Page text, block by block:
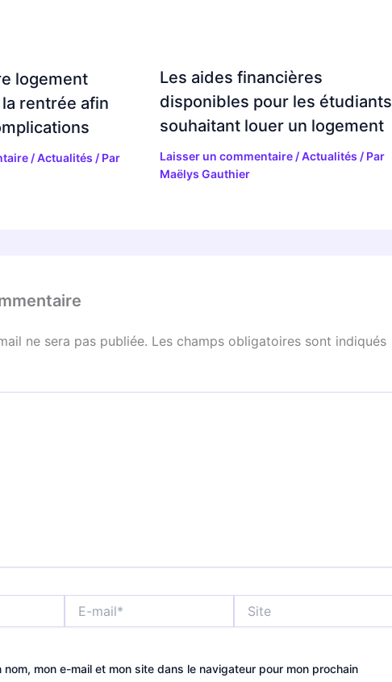
logement
rentrée afin
/Actualités / Par
Les aides financières
disponibles pour les étudiants
souhaitant louer un logement
Laisser un commentaire /Actualités / Par
Maëlys Gauthier
ne sera pas publiée. Les champs obligatoires sont indiqués
mail*
nom, mon e-mail et mon site dans le navigateur pour mon prochain